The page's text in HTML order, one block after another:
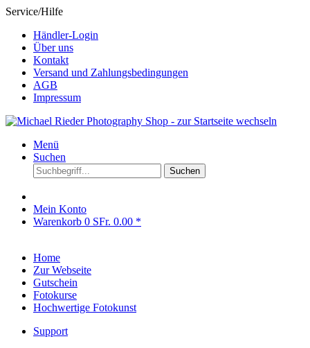
Service/Hilfe
Händler-Login
Über uns
Kontakt
Versand und Zahlungsbedingungen
AGB
Impressum
Menü
Suchen
Suchen
Mein Konto
Warenkorb 0 SFr. 0.00 *
Home
Zur Webseite
Gutschein
Fotokurse
Hochwertige Fotokunst
Support